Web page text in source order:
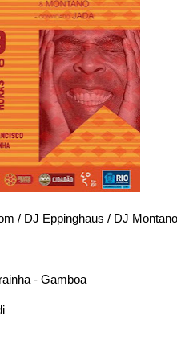
/ DJ Eppinghaus / DJ
- Gamboa